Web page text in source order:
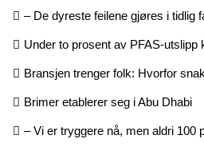
– De dyreste feilene gjøres i tidlig
Under to prosent av PFAS-utslipp
Bransjen trenger folk: Hvorfor
Brimer etablerer seg i Abu Dhabi
– Vi er tryggere nå, men aldri 100